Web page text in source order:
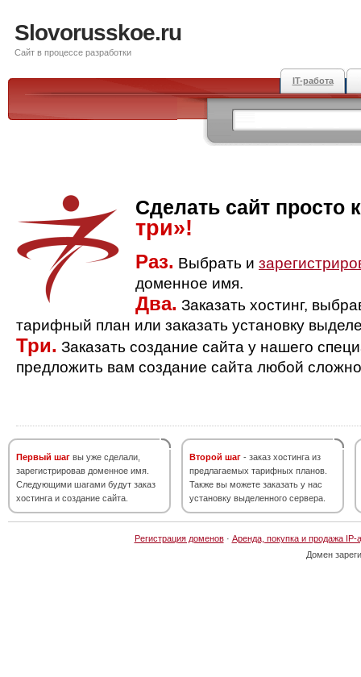
Slovorusskoe.ru
Сайт в процессе разработки
IT-работа
Сделать сайт просто
три»!
Раз. Выбрать и
доменное имя.
Два. Заказать хостинг,
тарифный план или заказать установку
Три. Заказать создание сайта у нашего
предложить вам создание сайта любой
Первый шаг вы уже сделали,
зарегистрировав доменное имя.
Следующими шагами будут заказ
хостинга и создание сайта.
Второй шаг - заказ хостинга из
предлагаемых тарифных планов.
Также вы можете заказать у нас
установку выделенного сервера.
Регистрация доменов· Аренда, покупка и продажа IP-
Домен